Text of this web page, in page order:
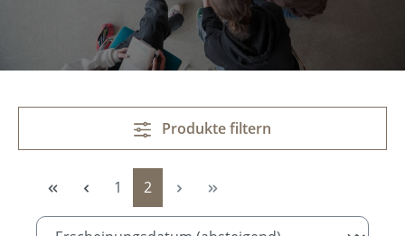
Produkte filtern
Seite
1 Seite
2